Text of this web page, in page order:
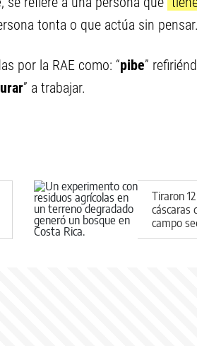
tonta o que actúa sin pensar.
por la RAE como: “pibe”
” a trabajar.
Tiraron
cáscaras
campo
años y